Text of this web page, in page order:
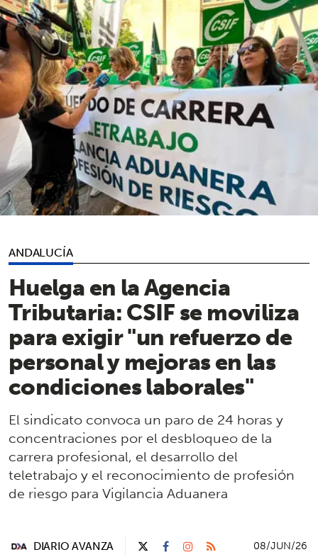
ANDALUCÍA
Huelga en la Agencia
Tributaria: CSIF se moviliza
para exigir "un refuerzo de
personal y mejoras en las
condiciones laborales"
El sindicato convoca un paro de 24 horas y
concentraciones por el desbloqueo de la
carrera profesional, el desarrollo del
teletrabajo y el reconocimiento de profesión
de riesgo para Vigilancia Aduanera
DIARIO AVANZA 08/JUN/26